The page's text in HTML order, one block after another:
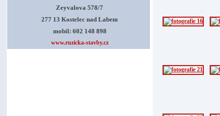
Zeyvalova 578/7
277 13 Kostelec nad Labem
mobil: 602 148 898
www.ruzicka-stavby.cz